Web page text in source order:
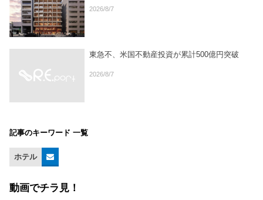
2026/8/7
東急不、米国不動産投資が累計500億円突破
2026/8/7
記事のキーワード 一覧
ホテル
動画でチラ見！